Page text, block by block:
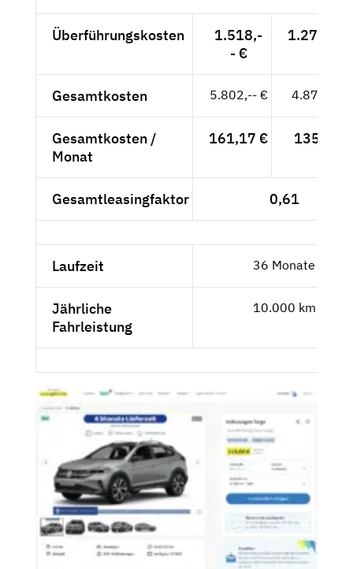
Überführungskosten
1.518,-
- €
1.275,63
Gesamtkosten 5.802,-- € 4.875,63
Gesamtkosten /
Monat
161,17 € 135,43 €
Gesamtleasingfaktor 0,61
Laufzeit 36 Monate
Jährliche
Fahrleistung
10.000 km